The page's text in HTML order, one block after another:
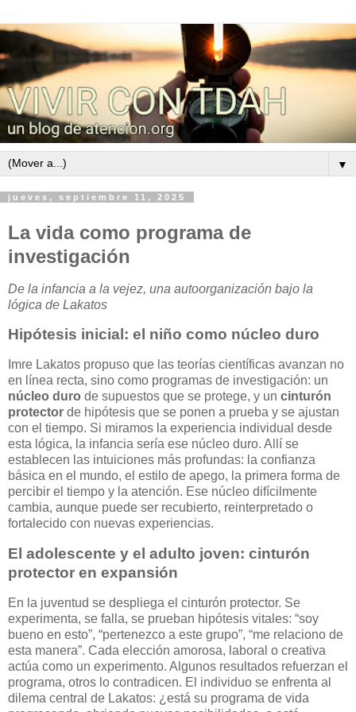
▼
jueves, septiembre 11, 2025
La vida como programa de
investigación
De la infancia a la vejez, una autoorganización bajo la
lógica de Lakatos
Hipótesis inicial: el niño como núcleo duro
Imre Lakatos propuso que las teorías científicas avanzan no
en línea recta, sino como programas de investigación: un
núcleo duro de supuestos que se protege, y un cinturón
protector de hipótesis que se ponen a prueba y se ajustan
con el tiempo. Si miramos la experiencia individual desde
esta lógica, la infancia sería ese núcleo duro. Allí se
establecen las intuiciones más profundas: la confianza
básica en el mundo, el estilo de apego, la primera forma de
percibir el tiempo y la atención. Ese núcleo difícilmente
cambia, aunque puede ser recubierto, reinterpretado o
fortalecido con nuevas experiencias.
El adolescente y el adulto joven: cinturón
protector en expansión
En la juventud se despliega el cinturón protector. Se
experimenta, se falla, se prueban hipótesis vitales: “soy
bueno en esto”, “pertenezco a este grupo”, “me relaciono de
esta manera”. Cada elección amorosa, laboral o creativa
actúa como un experimento. Algunos resultados refuerzan el
programa, otros lo contradicen. El individuo se enfrenta al
dilema central de Lakatos: ¿está su programa de vida